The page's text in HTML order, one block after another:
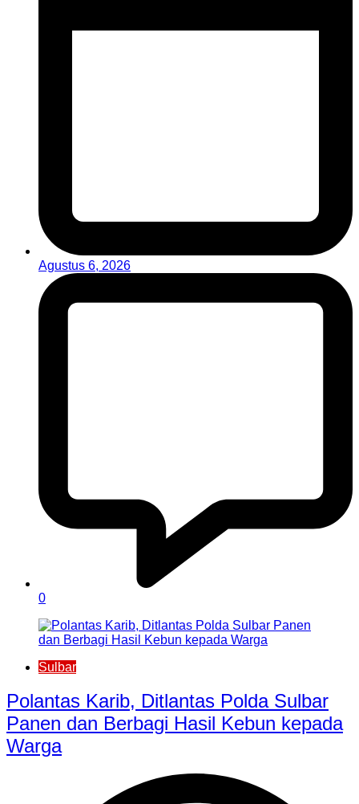
Agustus 6, 2026
0
Sulbar
Polantas Karib, Ditlantas Polda Sulbar
Panen dan Berbagi Hasil Kebun kepada
Warga